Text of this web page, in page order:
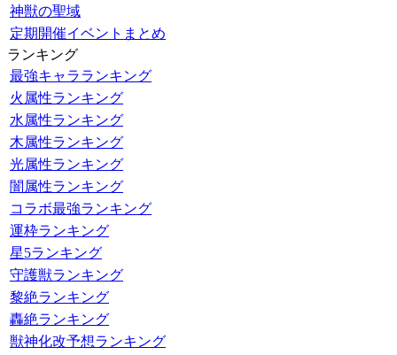
神獣の聖域
定期開催イベントまとめ
ランキング
最強キャラランキング
火属性ランキング
水属性ランキング
木属性ランキング
光属性ランキング
闇属性ランキング
コラボ最強ランキング
運枠ランキング
星5ランキング
守護獣ランキング
黎絶ランキング
轟絶ランキング
獣神化改予想ランキング